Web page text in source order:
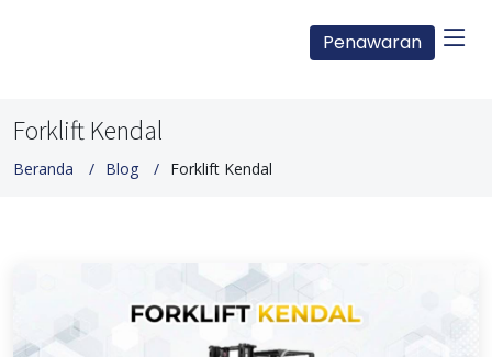
Penawaran
Forklift Kendal
Beranda Blog Forklift Kendal